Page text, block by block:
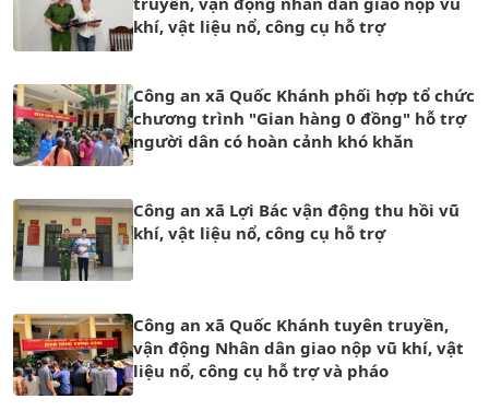
khí, vật liệu nổ, công cụ hỗ trợ
Công an xã Quốc Khánh phối hợp tổ chức
chương trình "Gian hàng 0 đồng" hỗ trợ
người dân có hoàn cảnh khó khăn
Công an xã Lợi Bác vận động thu hồi vũ
khí, vật liệu nổ, công cụ hỗ trợ
Công an xã Quốc Khánh tuyên truyền,
vận động Nhân dân giao nộp vũ khí, vật
liệu nổ, công cụ hỗ trợ và pháo